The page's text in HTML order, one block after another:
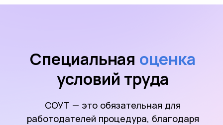
Специальная оценка
условий труда
СОУТ — это обязательная для
работодателей процедура, благодаря